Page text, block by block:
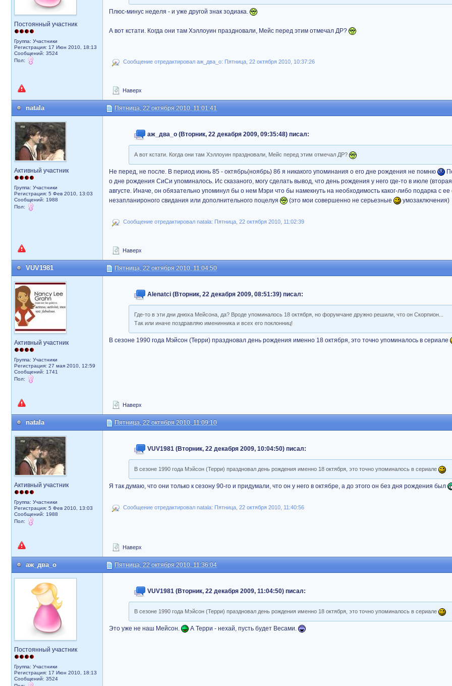
Постоянный участник
Группа: Участники
Регистрация: 17 Июн 2010, 18:13
Сообщений: 3524
Пол:
Плюс-минус неделя - и уже другой знак зодиака.
А вот кстати. Когда они там Хэллоуин праздновали, Мейс перед этим отмечал ДР?
Сообщение отредактировал аж_два_о: Пятница, 22 октября 2010, 10:37:26
Наверх
natala Пятница, 22 октября 2010, 11:01:41
Активный участник
Группа: Участники
Регистрация: 5 Фев 2010, 13:03
Сообщений: 1988
Пол:
аж_два_о (Вторник, 22 декабря 2009, 09:35:48) писал:
А вот кстати. Когда они там Хэллоуин праздновали, Мейс перед этим отмечал ДР?
Не перед, не после. В период июнь 85 - октябрь(ноябрь) 86 я никакого упоминания о его дне рождения не помню
о дне рождения СиСи упоминалось. Ис сказаного, могу сделать вывод, что день рождения у него где-то в июле
августе. Иначе, он обязательно упоминул бы о нем Мэри что бы намекнуть на необходимость каког-либо подарка с
незапланироного свидания или дополнительного поцелуя
(это мои совершенно не серьезные умозаключения)
Сообщение отредактировал natala: Пятница, 22 октября 2010, 11:02:39
Наверх
VUV1981 Пятница, 22 октября 2010, 11:04:50
Активный участник
Группа: Участники
Регистрация: 27 мая 2010, 12:59
Сообщений: 1741
Пол:
Alenatci (Вторник, 22 декабря 2009, 08:51:39) писал:
Где-то в эти дни днюха Мейсона, да? Вроде упоминалось 18 октября, но форумчане дружно решили, что он Скорпион...
Так или иначе поздравляю именинника и всех его поклонниц!
В сезоне 1990 года Мэйсон (Терри) праздновал день рождения именно 18 октября, это точно упоминалось в сериале
Наверх
natala Пятница, 22 октября 2010, 11:09:10
Активный участник
Группа: Участники
Регистрация: 5 Фев 2010, 13:03
Сообщений: 1988
Пол:
VUV1981 (Вторник, 22 декабря 2009, 10:04:50) писал:
В сезоне 1990 года Мэйсон (Терри) праздновал день рождения именно 18 октября, это точно упоминалось в сериале
Я так думаю, что они только к сезону 90-го и придумали, что он у него в октябре, а до этого он без дня рождения был
Сообщение отредактировал natala: Пятница, 22 октября 2010, 11:40:56
Наверх
аж_два_о Пятница, 22 октября 2010, 11:36:04
Постоянный участник
Группа: Участники
Регистрация: 17 Июн 2010, 18:13
Сообщений: 3524
VUV1981 (Вторник, 22 декабря 2009, 11:04:50) писал:
В сезоне 1990 года Мэйсон (Терри) праздновал день рождения именно 18 октября, это точно упоминалось в сериале
Это уже не наш Мейсон. А Терри - нехай, пусть будет Весами.